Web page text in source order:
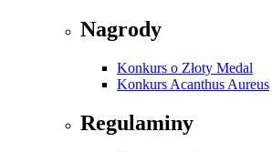
Nagrody
Konkurs o Złoty Medal
Konkurs Acanthus Aureus
Regulaminy